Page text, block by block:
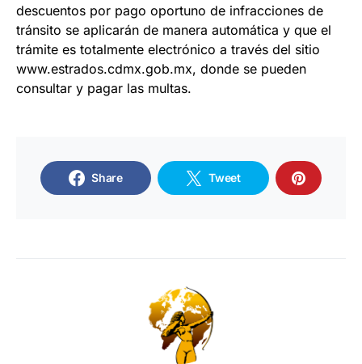
descuentos por pago oportuno de infracciones de
tránsito se aplicarán de manera automática y que el
trámite es totalmente electrónico a través del sitio
www.estrados.cdmx.gob.mx, donde se pueden
consultar y pagar las multas.
Share Tweet